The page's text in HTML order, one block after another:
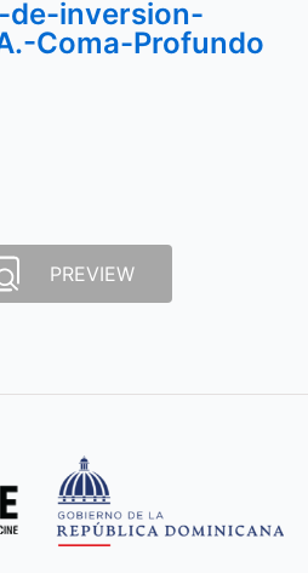
de-inversion-
Coma-Profundo
PREVIEW